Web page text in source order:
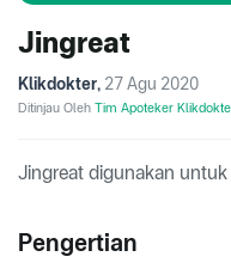
Jingreat
Klikdokter, 27 Agu 2020
Ditinjau Oleh Tim Apoteker
Jingreat digunakan
Pengertian